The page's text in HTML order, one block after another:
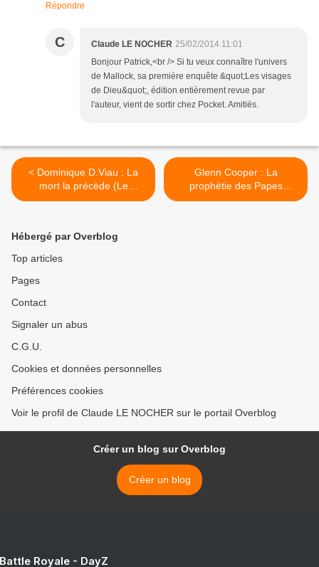
Répondre
C Claude LE NOCHER 25/02/2014 11:01
Bonjour Patrick,<br /> Si tu veux connaître l'univers
de Mallock, sa première enquête &quot;Les visages
de Dieu&quot;, édition entièrement revue par
l'auteur, vient de sortir chez Pocket. Amitiés.
< Dominique D.Viau : La
mort la précède (Le
Masque, 2003)
Glenn Cooper : La
prophétie des Papes
(Pocket, 2014) >
Hébergé par Overblog
Top articles
Pages
Contact
Signaler un abus
C.G.U.
Cookies et données personnelles
Préférences cookies
Voir le profil de Claude LE NOCHER sur le portail Overblog
Créer un blog sur Overblog
Créer un blog
Royale - DayZ